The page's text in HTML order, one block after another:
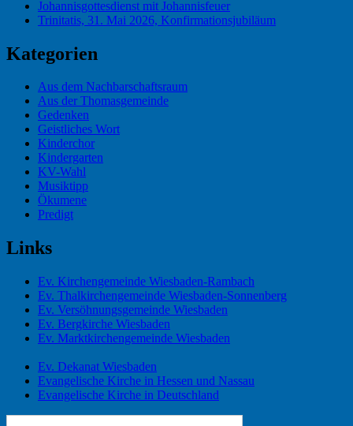
Johannisgottesdienst mit Johannisfeuer
Trinitatis, 31. Mai 2026, Konfirmationsjubiläum
Kategorien
Aus dem Nachbarschaftsraum
Aus der Thomasgemeinde
Gedenken
Geistliches Wort
Kinderchor
Kindergarten
KV-Wahl
Musiktipp
Ökumene
Predigt
Links
Ev. Kirchengemeinde Wiesbaden-Rambach
Ev. Thalkirchengemeinde Wiesbaden-Sonnenberg
Ev. Versöhnungsgemeinde Wiesbaden
Ev. Bergkirche Wiesbaden
Ev. Marktkirchengemeinde Wiesbaden
Ev. Dekanat Wiesbaden
Evangelische Kirche in Hessen und Nassau
Evangelische Kirche in Deutschland